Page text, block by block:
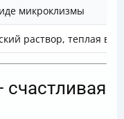
микроклизмы
раствор, теплая
счастливая